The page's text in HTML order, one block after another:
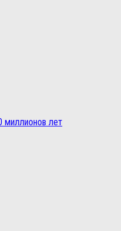
миллионов лет